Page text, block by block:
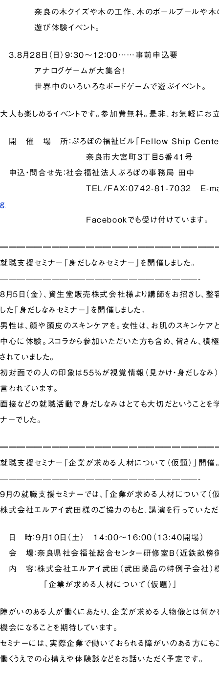
奈良の木クイズや木の工作、木のボールプールや木の
遊び体験イベント。
3.8月28日（日）9：30～12：00……事前申込要
アナログゲームが大集合！
世界中のいろいろなボードゲームで遊ぶイベント。
大人も楽しめるイベントです。参加費無料。是非、お気軽にお立
開 催 場 所：ぷろぼの福祉ビル「Fellow Ship
奈良市大宮町3丁目5番41号
申込・問合せ先：社会福祉法人ぷろぼの事務局 田中
TEL/FAX：0742-81-7032 E-mail
g
Facebookでも受け付けています。
就職支援セミナー「身だしなみセミナー」を開催しました。
———————————————————————-
8月5日（金）、資生堂販売株式会社様より講師をお招きし、整
した「身だしなみセミナー」を開催しました。
男性は、顔や頭皮のスキンケアを。女性は、お肌のスキンケア
中心に体験。スコラから参加いただいた方も含め、皆さん、積
されていました。
初対面での人の印象は55％が視覚情報（見かけ・身だしなみ
言われています。
面接などの就職活動で身だしなみはとても大切だということを
ナーでした。
就職支援セミナー「企業が求める人材について（仮題）」開催
———————————————————————-
9月の就職支援セミナーでは、「企業が求める人材について（仮
株式会社エルアイ武田様のご協力のもと、講演を行っていただ
日 時：9月10日（土） 14:00～16:00（13:40開場）
会 場：奈良県社会福祉総合センター研修室B（近鉄畝傍
内 容：株式会社エルアイ武田（武田薬品の特例子会社）
「企業が求める人材について（仮題）」
障がいのある人が働くにあたり、企業が求める人物像とは何か
機会になることを期待しています。
セミナーには、実際企業で働いておられる障がいのある方にも
働くうえでの心構えや体験談などをお話いただく予定です。